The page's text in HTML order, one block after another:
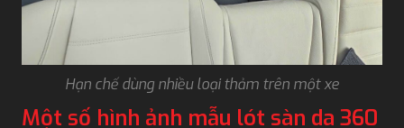
Hạn chế dùng nhiều loại thảm trên một xe
Một số hình ảnh mẫu lót sàn da 360